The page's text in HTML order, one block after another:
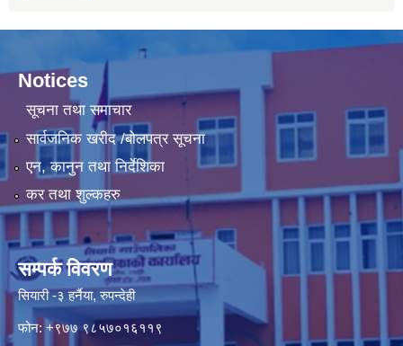
Notices
सूचना तथा समाचार
सार्वजनिक खरीद /बोलपत्र सूचना
एन, कानुन तथा निर्देशिका
कर तथा शुल्कहरु
सम्पर्क विवरण
सियारी -३ हर्नैया, रुपन्देही
फोन: +९७७ ९८५७०१६११९